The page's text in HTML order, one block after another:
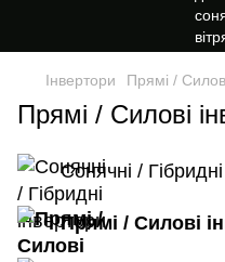
Інвертори Прямі /
Прямі / Силові
Сонячні /
Прямі / Силові